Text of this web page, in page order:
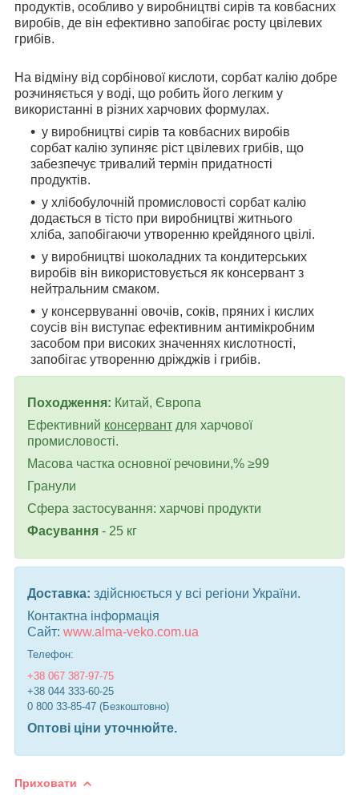
продуктів, особливо у виробництві сирів та ковбасних
виробів, де він ефективно запобігає росту цвілевих
грибів.
На відміну від сорбінової кислоти, сорбат калію добре
розчиняється у воді, що робить його легким у
використанні в різних харчових формулах.
у виробництві сирів та ковбасних виробів
сорбат калію зупиняє ріст цвілевих грибів, що
забезпечує тривалий термін придатності
продуктів.
у хлібобулочній промисловості сорбат калію
додається в тісто при виробництві житнього
хліба, запобігаючи утворенню крейдяного цвілі.
у виробництві шоколадних та кондитерських
виробів він використовується як консервант з
нейтральним смаком.
у консервуванні овочів, соків, пряних і кислих
соусів він виступає ефективним антимікробним
засобом при високих значеннях кислотності,
запобігає утворенню дріжджів і грибів.
Походження: Китай, Європа
Ефективний консервант для харчової
промисловості.
Масова частка основної речовини,% ≥99
Гранули
Сфера застосування: харчові продукти
Фасування - 25 кг
Доставка: здійснюється у всі регіони України.
Контактна інформація
Сайт: www.alma-veko.com.ua
Телефон:
+38 067 387-97-75
+38 044 333-60-25
0 800 33-85-47 (Безкоштовно)
Оптові ціни уточнюйте.
Приховати